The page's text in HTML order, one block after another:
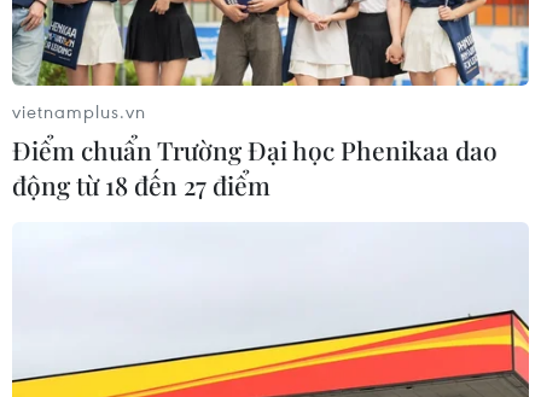
vietnamplus.vn
Điểm chuẩn Trường Đại học Phenikaa dao
động từ 18 đến 27 điểm